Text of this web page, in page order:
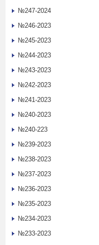
№247-2024
№246-2023
№245-2023
№244-2023
№243-2023
№242-2023
№241-2023
№240-2023
№240-223
№239-2023
№238-2023
№237-2023
№236-2023
№235-2023
№234-2023
№233-2023